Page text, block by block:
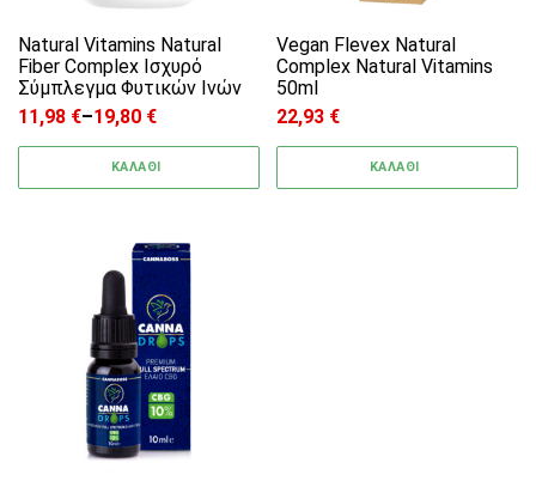
Natural Vitamins Natural
Fiber Complex Ισχυρό
Σύμπλεγμα Φυτικών Ινών
11,98 €–19,80 €
Price range: 11,98 € through 19,80 €
ΚΑΛΑΘΙ
Vegan Flevex Natural
Complex Natural Vitamins
50ml
22,93 €
ΚΑΛΑΘΙ